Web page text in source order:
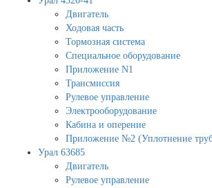
Двигатель
Ходовая часть
Тормозная система
Специальное оборудование
Приложение N1
Трансмиссия
Рулевое управление
Электрооборудование
Кабина и оперение
Приложение №2 (Уплотнение
Урал 63685
Двигатель
Рулевое управление